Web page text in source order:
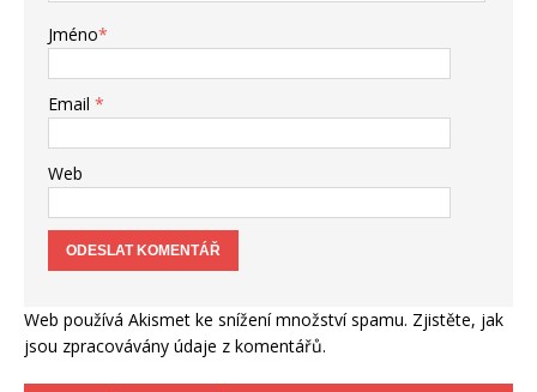
Jméno*
Email *
Web
Web používá Akismet ke snížení množství spamu. Zjistěte, jak
jsou zpracovávány údaje z komentářů.